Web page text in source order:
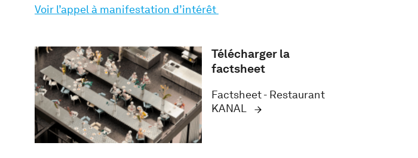
Voir l’appel à manifestation d’intérêt
Télécharger la
factsheet
Factsheet - Restaurant
KANAL